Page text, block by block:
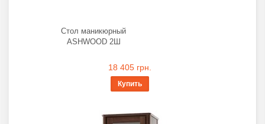
Стол маникюрный
ASHWOOD 2Ш
18 405 грн.
Купить